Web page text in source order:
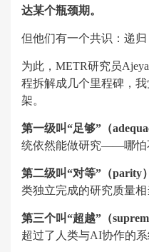
达某个瓶颈期。
但他们有一个共识：递归
为此，METR研究员
程拆解成几个里程碑，
架。
第一级叫“足够”（
统依然能做研究——哪怕
第二级叫“对等”（parity
类独立完成的研究质量相
第三个叫“超越”（
超过了人类与AI协作的系